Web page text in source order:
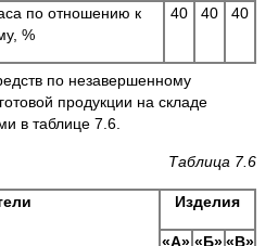
по отношению к
%
40 40 40
по незавершенному
продукции на складе
в таблице 7.6.
Таблица 7.6
Изделия
«A» «Б»«B»